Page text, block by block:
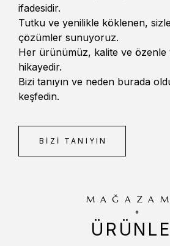
ifadesidir.
Tutku ve yenilikle köklenen,
çözümler sunuyoruz.
Her ürünümüz, kalite ve özenle
hikayedir.
Bizi tanıyın ve neden burada
keşfedin.
BIZI TANIYIN